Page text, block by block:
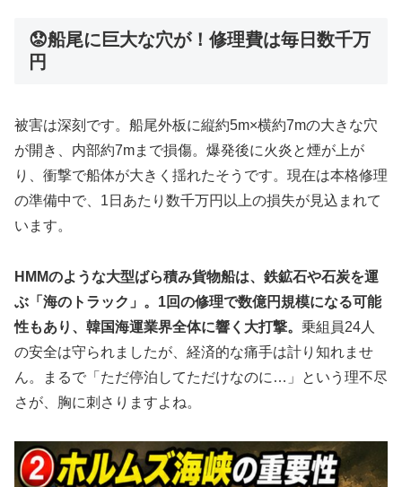
😟船尾に巨大な穴が！修理費は毎日数千万
円
被害は深刻です。船尾外板に縦約5m×横約7mの大きな穴
が開き、内部約7mまで損傷。爆発後に火炎と煙が上が
り、衝撃で船体が大きく揺れたそうです。現在は本格修理
の準備中で、1日あたり数千万円以上の損失が見込まれて
います。
HMMのような大型ばら積み貨物船は、鉄鉱石や石炭を運
ぶ「海のトラック」。1回の修理で数億円規模になる可能
性もあり、韓国海運業界全体に響く大打撃。 乗組員24人
の安全は守られましたが、経済的な痛手は計り知れませ
ん。まるで「ただ停泊してただけなのに…」という理不尽
さが、胸に刺さりますよね。